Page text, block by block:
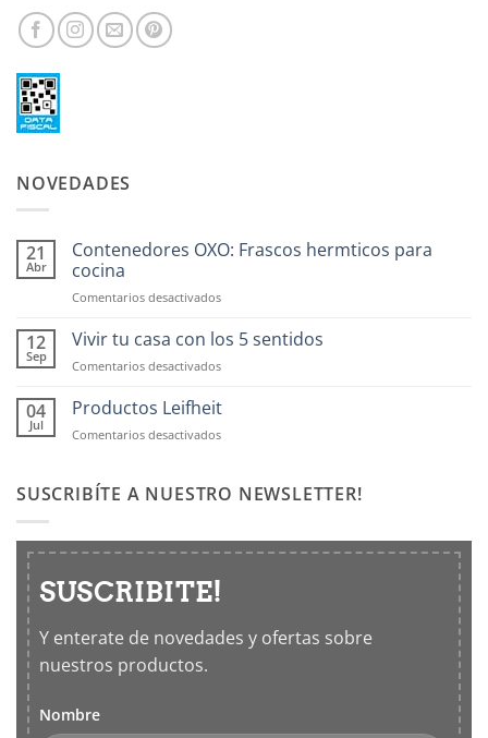
NOVEDADES
21
Abr
Contenedores OXO: Frascos hermticos para
cocina
Comentarios desactivadosen
OXO:
hermticos
cocina
12
Sep
Vivir tu casa con los 5 sentidos
Comentarios desactivadosen
tu
con
sentidos
04
Jul
Productos Leifheit
Comentarios desactivadosen
SUSCRIBÍTE A NUESTRO NEWSLETTER!
SUSCRIBITE!
Y enterate de novedades y ofertas sobre
nuestros productos.
Nombre